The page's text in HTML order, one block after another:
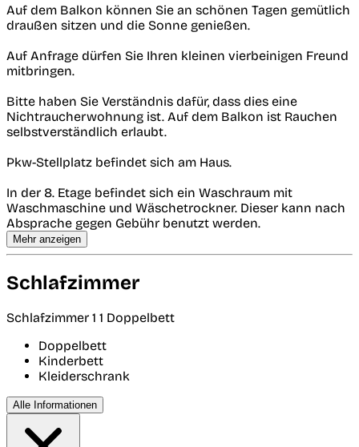
Auf dem Balkon können Sie an schönen Tagen gemütlich
draußen sitzen und die Sonne genießen.
Auf Anfrage dürfen Sie Ihren kleinen vierbeinigen Freund
mitbringen.
Bitte haben Sie Verständnis dafür, dass dies eine
Nichtraucherwohnung ist. Auf dem Balkon ist Rauchen
selbstverständlich erlaubt.
Pkw-Stellplatz befindet sich am Haus.
In der 8. Etage befindet sich ein Waschraum mit
Waschmaschine und Wäschetrockner. Dieser kann nach
Absprache gegen Gebühr benutzt werden.
Mehr anzeigen
Schlafzimmer
Schlafzimmer 1 1 Doppelbett
Doppelbett
Kinderbett
Kleiderschrank
Alle Informationen